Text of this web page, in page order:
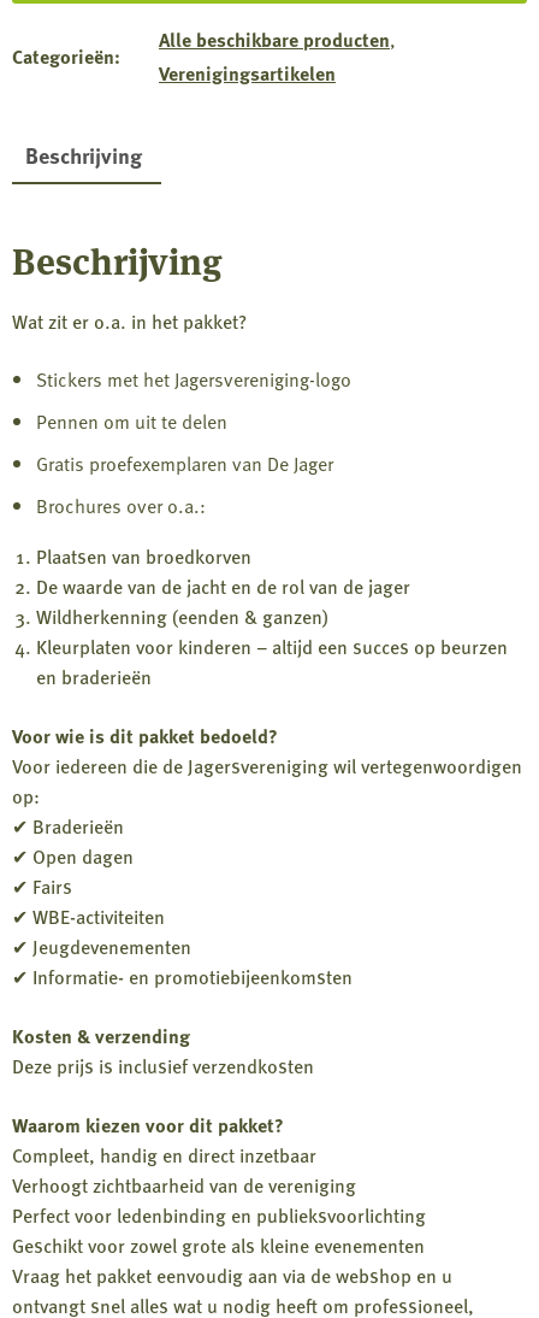
stuks
producten
Categorieën:
Alle beschikbare producten,
Verenigingsartikelen
Beschrijving
Beschrijving
Wat zit er o.a. in het pakket?
Stickers met het Jagersvereniging-logo
Pennen om uit te delen
Gratis proefexemplaren van De Jager
Brochures over o.a.:
Plaatsen van broedkorven
De waarde van de jacht en de rol van de jager
Wildherkenning (eenden & ganzen)
Kleurplaten voor kinderen – altijd een succes op beurzen
en braderieën
Voor wie is dit pakket bedoeld?
Voor iedereen die de Jagersvereniging wil vertegenwoordigen
op:
✔ Braderieën
✔ Open dagen
✔ Fairs
✔ WBE-activiteiten
✔ Jeugdevenementen
✔ Informatie- en promotiebijeenkomsten
Kosten & verzending
Deze prijs is inclusief verzendkosten
Waarom kiezen voor dit pakket?
Compleet, handig en direct inzetbaar
Verhoogt zichtbaarheid van de vereniging
Perfect voor ledenbinding en publieksvoorlichting
Geschikt voor zowel grote als kleine evenementen
Vraag het pakket eenvoudig aan via de webshop en u
ontvangt snel alles wat u nodig heeft om professioneel,